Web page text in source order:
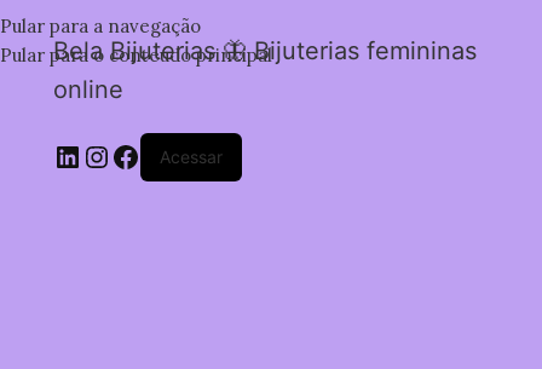
Pular para a navegação
Pular para o conteúdo principal
Bela Bijuterias 🦋 Bijuterias femininas
online
Acessar